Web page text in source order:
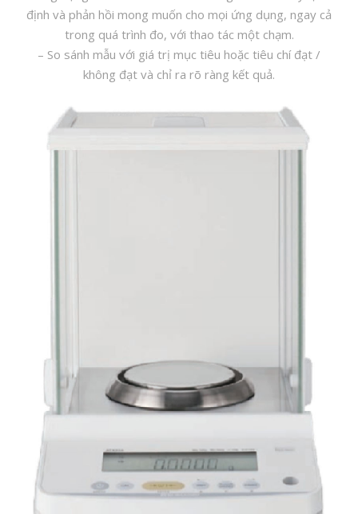
định và phản hồi mong muốn cho mọi ứng dụng, ngay cả
trong quá trình đo, với thao tác một chạm.
– So sánh mẫu với giá trị mục tiêu hoặc tiêu chí đạt /
không đạt và chỉ ra rõ ràng kết quả.